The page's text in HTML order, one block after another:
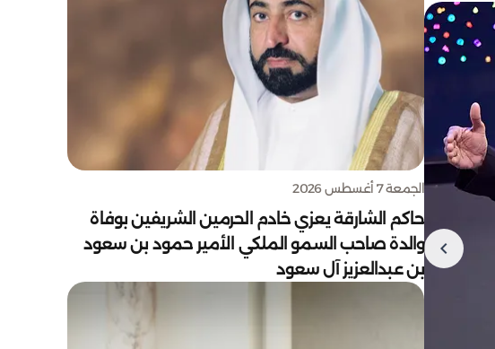
الجمعة 7 أغسطس 2026
حاكم الشارقة يعزي خادم الحرمين الشريفين بوفاة
والدة صاحب السمو الملكي الأمير حمود بن سعود
بن عبدالعزيز آل سعود